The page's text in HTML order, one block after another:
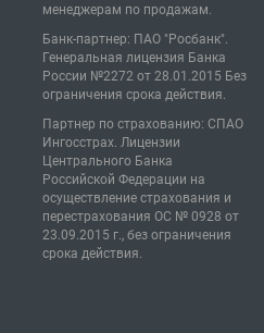
менеджерам по продажам.
Банк-партнер: ПАО "Росбанк".
Генеральная лицензия Банка
России №2272 от 28.01.2015 Без
ограничения срока действия.
Партнер по страхованию: СПАО
Ингосстрах. Лицензии
Центрального Банка
Российской Федерации на
осуществление страхования и
перестрахования ОС № 0928 от
23.09.2015 г., без ограничения
срока действия.